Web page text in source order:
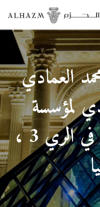
العمادي
لمؤسسة
العمادي و الحزم في الري 3 ،